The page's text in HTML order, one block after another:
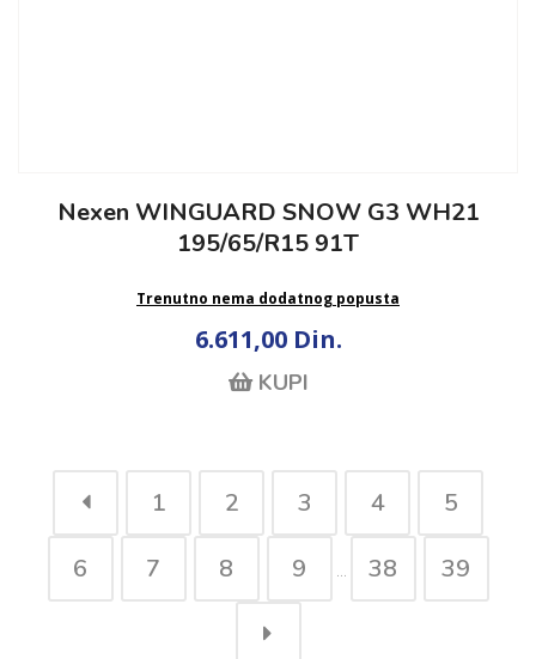
Nexen WINGUARD SNOW G3 WH21
195/65/R15 91T
Trenutno nema dodatnog popusta
6.611,00 Din.
KUPI
1 2 3 4 5
6 7 8 9 ... 38 39